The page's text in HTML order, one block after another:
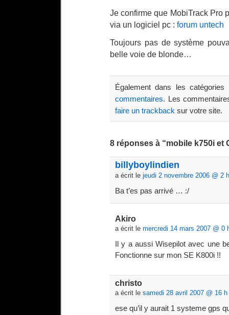
Je confirme que MobiTrack Pro
via un logiciel pc : forum untech
Toujours pas de système
belle voie de blonde…
Également dans les catégories
commentaires. Les
faire un trackback sur votre site.
8 réponses à “mobile k750i et
billyboylindien
a écrit le jeudi 2 novembre 2006 @ 2
Ba t’es pas arrivé … :/
Akiro
a écrit le mercredi 14 mars 2007 @ 0
Il y a aussi Wisepilot avec une
Fonctionne sur mon SE K800i !!
christo
a écrit le samedi 28 avril 2007 @ 16 h
ese qu’il y aurait 1 systeme gps